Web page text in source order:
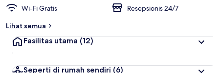
Wi-Fi Gratis
Resepsionis 24/7
Lihat semua
Fasilitas utama (12)
Seperti di rumah sendiri (6)